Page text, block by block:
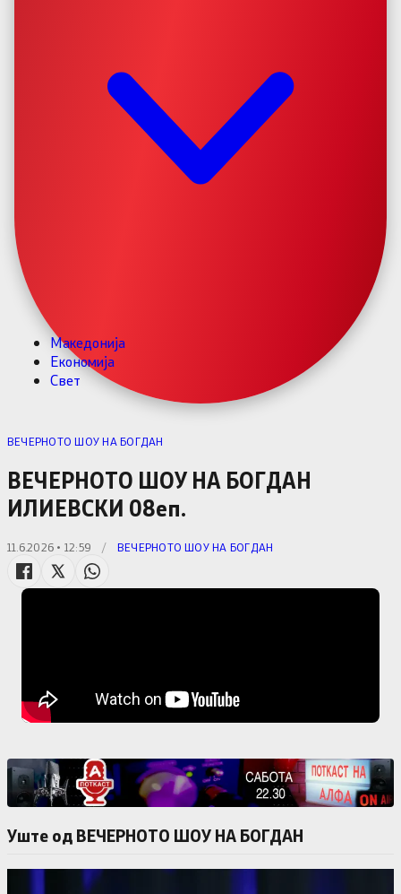
Македонија
Економија
Свет
ВЕЧЕРНОТО ШОУ НА БОГДАН
ВЕЧЕРНОТО ШОУ НА БОГДАН
ИЛИЕВСКИ 08еп.
11.6.2026 • 12:59 / ВЕЧЕРНОТО ШОУ НА БОГДАН
Уште од ВЕЧЕРНОТО ШОУ НА БОГДАН